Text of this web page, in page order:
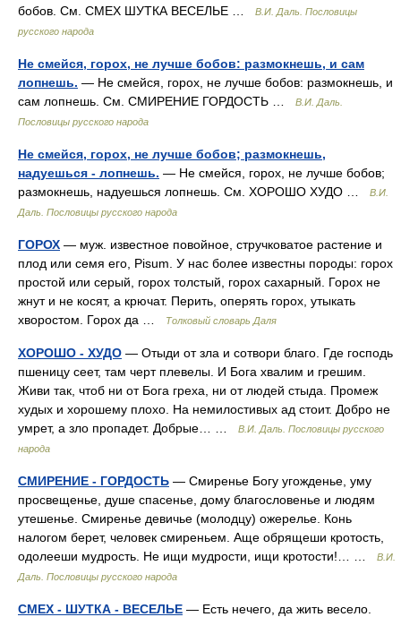
бобов. См. СМЕХ ШУТКА ВЕСЕЛЬЕ …
В.И. Даль. Пословицы
русского народа
Не смейся, горох, не лучше бобов: размокнешь, и сам
лопнешь. — Не смейся, горох, не лучше бобов: размокнешь, и
сам лопнешь. См. СМИРЕНИЕ ГОРДОСТЬ …
В.И. Даль.
Пословицы русского народа
Не смейся, горох, не лучше бобов; размокнешь,
надуешься - лопнешь. — Не смейся, горох, не лучше бобов;
размокнешь, надуешься лопнешь. См. ХОРОШО ХУДО …
В.И.
Даль. Пословицы русского народа
ГОРОХ — муж. известное повойное, стручковатое растение и
плод или семя его, Pisum. У нас более известны породы: горох
простой или серый, горох толстый, горох сахарный. Горох не
жнут и не косят, а крючат. Перить, оперять горох, утыкать
хворостом. Горох да …
Толковый словарь Даля
ХОРОШО - ХУДО — Отыди от зла и сотвори благо. Где господь
пшеницу сеет, там черт плевелы. И Бога хвалим и грешим.
Живи так, чтоб ни от Бога греха, ни от людей стыда. Промеж
худых и хорошему плохо. На немилостивых ад стоит. Добро не
умрет, а зло пропадет. Добрые… …
В.И. Даль. Пословицы русского
народа
СМИРЕНИЕ - ГОРДОСТЬ — Смиренье Богу угожденье, уму
просвещенье, душе спасенье, дому благословенье и людям
утешенье. Смиренье девичье (молодцу) ожерелье. Конь
налогом берет, человек смиреньем. Аще обрящеши кротость,
одолееши мудрость. Не ищи мудрости, ищи кротости!… …
В.И.
Даль. Пословицы русского народа
СМЕХ - ШУТКА - ВЕСЕЛЬЕ — Есть нечего, да жить весело.